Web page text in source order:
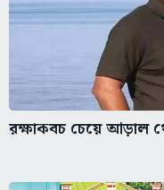
রক্ষাকবচ চেয়ে আড়াল